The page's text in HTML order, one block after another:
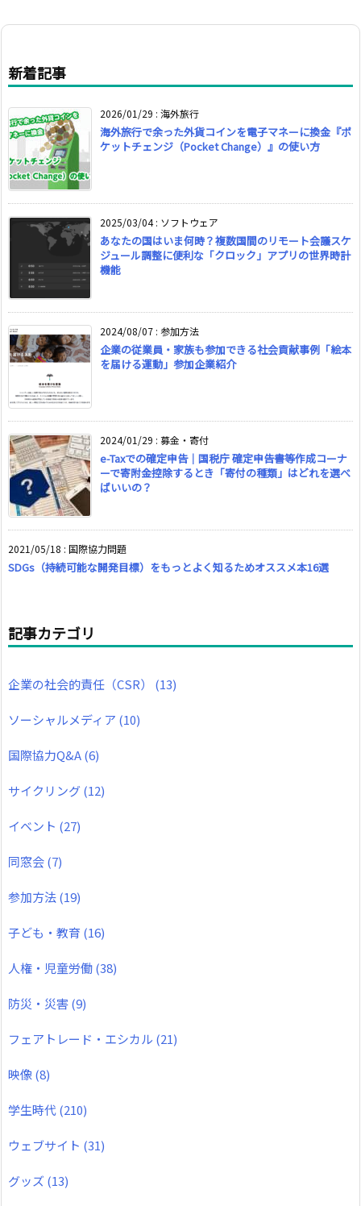
新着記事
2026/01/29 : 海外旅行
海外旅行で余った外貨コインを電子マネーに換金『ポ
ケットチェンジ（Pocket Change）』の使い方
2025/03/04: ソフトウェア
あなたの国はいま何時？複数国間のリモート会議スケ
ジュール調整に便利な「クロック」アプリの世界時計
機能
2024/08/07 : 参加方法
企業の従業員・家族も参加できる社会貢献事例「絵本
を届ける運動」参加企業紹介
2024/01/29 : 募金・寄付
e-Taxでの確定申告｜国税庁 確定申告書等作成コーナ
ーで寄附金控除するとき「寄付の種類」はどれを選べ
ばいいの？
2021/05/18 : 国際協力問題
SDGs（持続可能な開発目標）をもっとよく知るためオススメ本16選
記事カテゴリ
企業の社会的責任（CSR） (13)
ソーシャルメディア (10)
国際協力Q&A(6)
サイクリング(12)
イベント (27)
同窓会(7)
参加方法(19)
子ども・教育 (16)
人権・児童労働(38)
防災・災害(9)
フェアトレード・エシカル (21)
映像(8)
学生時代(210)
ウェブサイト (31)
グッズ (13)